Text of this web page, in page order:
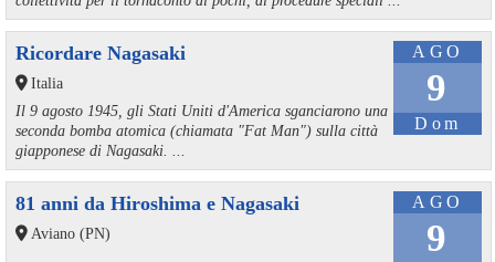
AGO
9
Dom
Ricordare Nagasaki
Italia
Il 9 agosto 1945, gli Stati Uniti d'America sganciarono una
seconda bomba atomica (chiamata "Fat Man") sulla città
giapponese di Nagasaki. ...
AGO
9
81 anni da Hiroshima e Nagasaki
Aviano (PN)